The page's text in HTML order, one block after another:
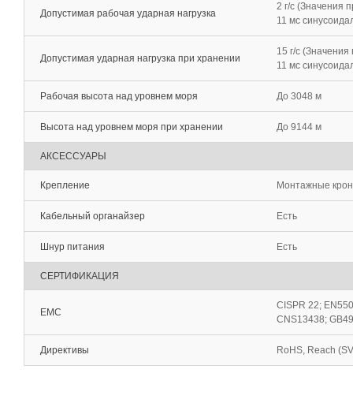
Допустимая рабочая ударная нагрузка
2 г/с (Значения
11 мс
Допустимая ударная нагрузка при хранении
15 г/с (Значения
11 мс
Рабочая высота над уровнем моря До 3048 м
Высота над уровнем моря при хранении До 9144 м
АКСЕССУАРЫ
Крепление Монтажные
Кабельный органайзер Есть
Шнур питания Есть
СЕРТИФИКАЦИЯ
EMC
CISPR 22;
CNS13438;
Директивы RoHS, Reach